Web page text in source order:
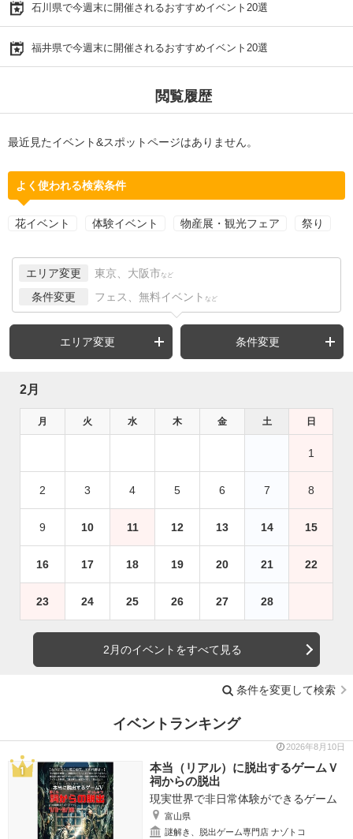
石川県で今週末に開催されるおすすめイベント20選
福井県で今週末に開催されるおすすめイベント20選
閲覧履歴
最近見たイベント&スポットページはありません。
よく使われる検索条件
花イベント 体験イベント 物産展・観光フェア 祭り
エリア変更 東京、大阪市 など
条件変更 フェス、無料イベント など
エリア変更 条件変更
2月
月 火 水 木 金 土 日
1
2 3 4 5 6 7 8
9 10 11 12 13 14 15
16 17 18 19 20 21 22
23 24 25 26 27 28
2月のイベントをすべて見る
条件を変更して検索
イベントランキング
2026年8月10日
本当（リアル）に脱出するゲームＶ
祠からの脱出
現実世界で非日常体験ができるゲーム
富山県
謎解き、脱出ゲーム専門店 ナゾトコ